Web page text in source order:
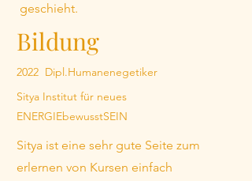
geschieht.
Bildung
2022 Dipl.Humanenegetiker
Sitya Institut für neues
ENERGIEbewusstSEIN
Sitya ist eine sehr gute Seite zum
erlernen von Kursen einfach